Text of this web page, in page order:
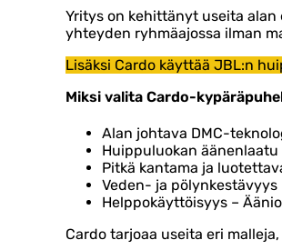
Yritys on kehittänyt useita alan
yhteyden ryhmäajossa ilman
Lisäksi Cardo käyttää JBL:n
Miksi valita Cardo-
Alan johtava DMC-
Huippuluokan
Pitkä kantama ja
Veden- ja
Helppokäyttöisyys –
Cardo tarjoaa useita eri